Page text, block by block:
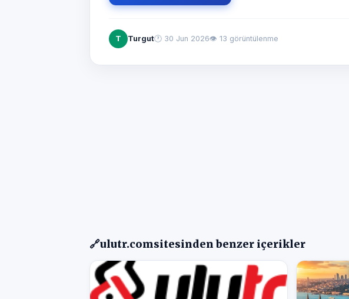
T Turgut🕐 30 Jun 2026👁 13 görüntülenme
🔗ulutr.comsitesinden benzer içerikler